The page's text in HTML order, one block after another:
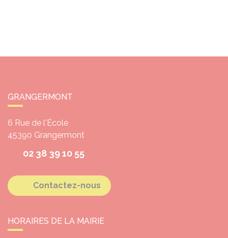
GRANGERMONT
6 Rue de l'École
45390 Grangermont
02 38 39 10 55
Contactez-nous
HORAIRES DE LA MAIRIE